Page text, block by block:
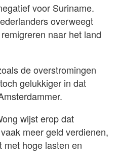
voor Suriname.
overweegt
naar het land
de overstromingen
gelukkiger in dat
wijst erop dat
meer geld verdienen,
met hoge lasten en